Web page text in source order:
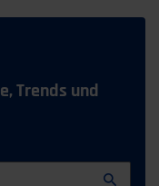
Trends und